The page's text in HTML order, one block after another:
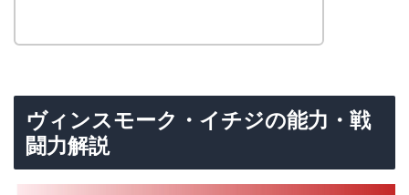
ヴィンスモーク・イチジの能力・戦
闘力解説